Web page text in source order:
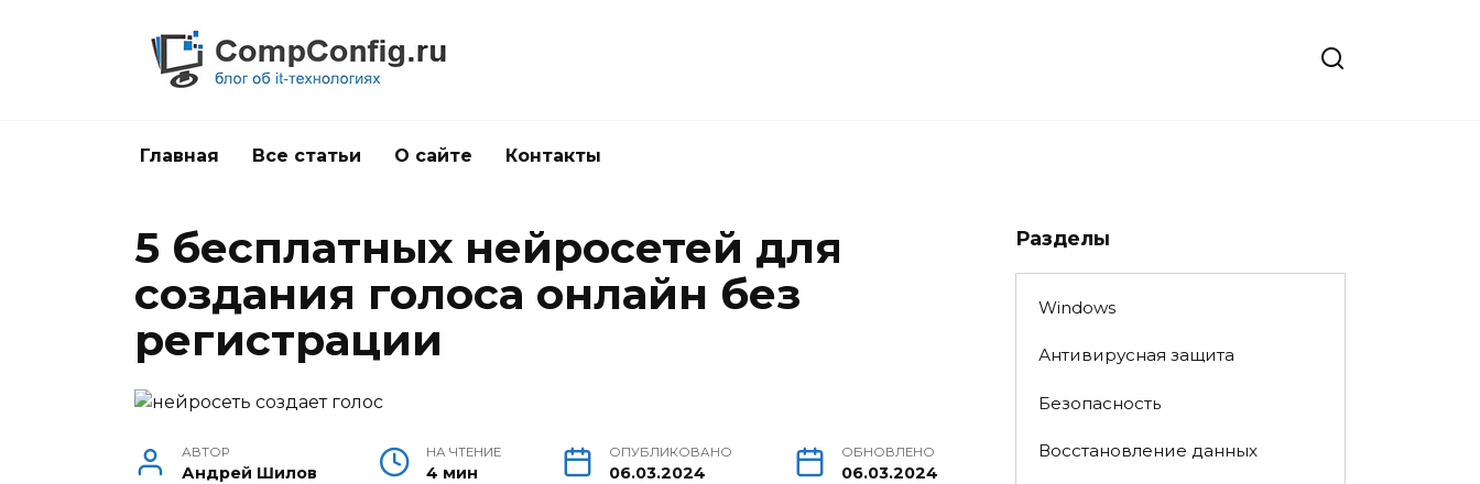
Главная Все статьи О сайте Контакты
5 бесплатных нейросетей для
создания голоса онлайн без
регистрации
АВТОР
Андрей Шилов
НА ЧТЕНИЕ
4 мин
ОПУБЛИКОВАНО
06.03.2024
ОБНОВЛЕНО
06.03.2024
Разделы
Windows
Антивирусная защита
Безопасность
Восстановление данных